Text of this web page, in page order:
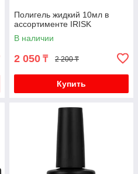
Полигель жидкий 10мл в
ассортименте IRISK
В наличии
2 050 ₸ 2 200 ₸
Купить